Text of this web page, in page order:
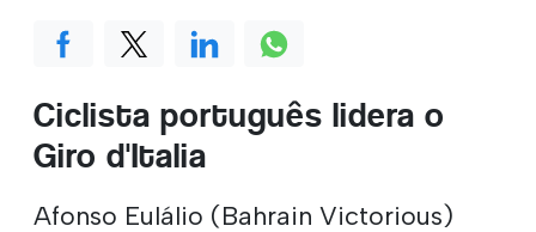
Ciclista português lidera o
Giro d'Italia
Afonso Eulálio (Bahrain Victorious)